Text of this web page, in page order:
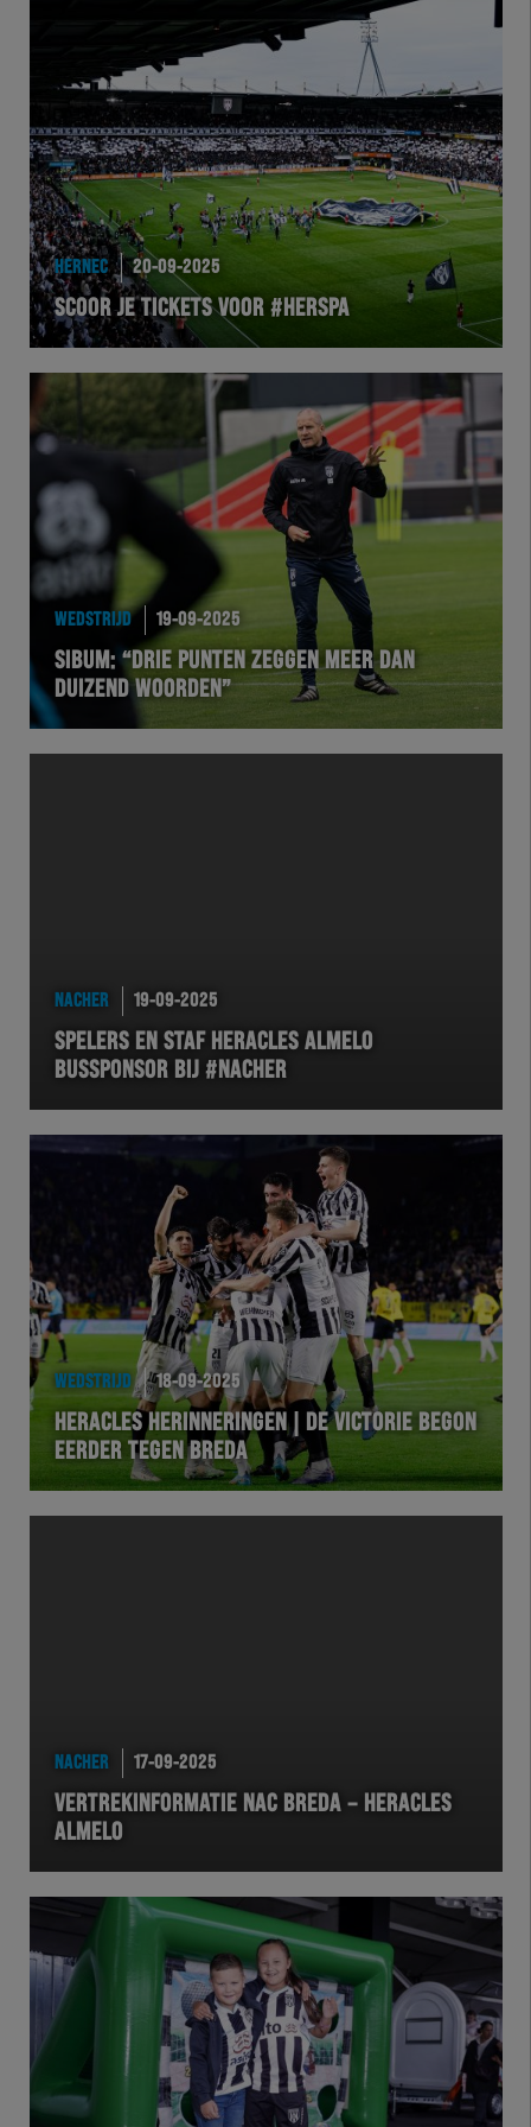
Team Zwart Wit
Futsal
eSports
Academie
HERNEC 20-09-2025
SCOOR JE TICKETS VOOR #HERSPA
WEDSTRIJD 19-09-2025
SIBUM: “DRIE PUNTEN ZEGGEN MEER DAN
DUIZEND WOORDEN”
NACHER 19-09-2025
SPELERS EN STAF HERACLES ALMELO
BUSSPONSOR BIJ #NACHER
WEDSTRIJD 18-09-2025
HERACLES HERINNERINGEN | DE VICTORIE BEGON
EERDER TEGEN BREDA
NACHER 17-09-2025
VERTREKINFORMATIE NAC BREDA – HERACLES
ALMELO